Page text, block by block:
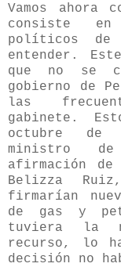
Vamos
consiste
políticos
entender.
que no se
gobierno de
las
gabinete.
octubre de
ministro
afirmación
Belizza
firmarían
de gas y
tuviera la
recurso, lo
decisión no